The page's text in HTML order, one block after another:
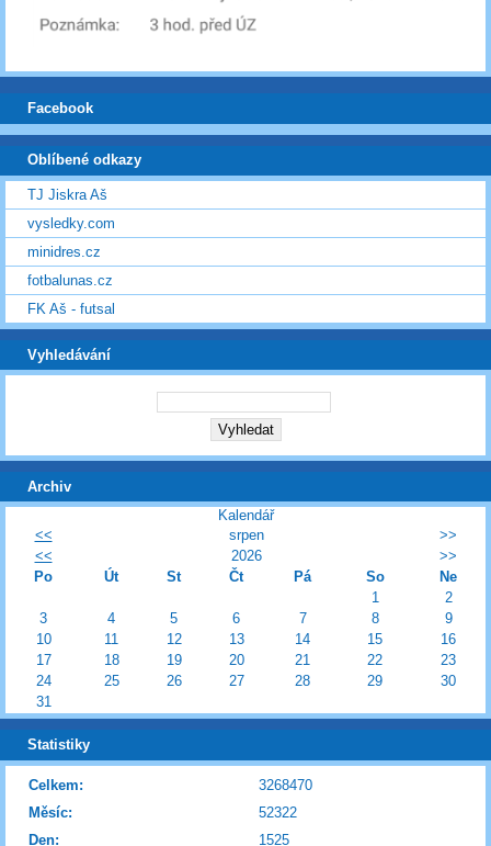
Facebook
Oblíbené odkazy
TJ Jiskra Aš
vysledky.com
minidres.cz
fotbalunas.cz
FK Aš - futsal
Vyhledávání
Archiv
Kalendář
<<
srpen
>>
<<
2026
>>
Po
Út St Čt Pá So
Ne
1
2
3
4 5 6 7 8
9
10
11 12 13 14 15
16
17
18 19 20 21 22
23
24
25 26 27 28 29
30
31
Statistiky
Celkem:
3268470
Měsíc:
52322
Den:
1525